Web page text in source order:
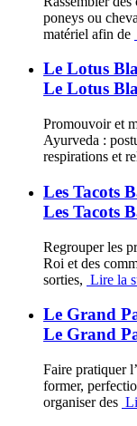
poneys ou
matériel afin de
Le Lotus
Le Lotus
Promouvoir et
Ayurveda :
respirations et
Les Tacots
Les Tacots
Regrouper les
Roi et des
sorties, Lire la
Le Grand
Le Grand
Faire pratiquer
former,
organiser des